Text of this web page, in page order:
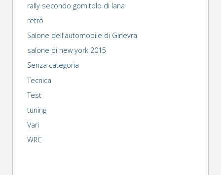
rally secondo gomitolo di lana
retrò
Salone dell'automobile di Ginevra
salone di new york 2015
Senza categoria
Tecnica
Test
tuning
Vari
WRC